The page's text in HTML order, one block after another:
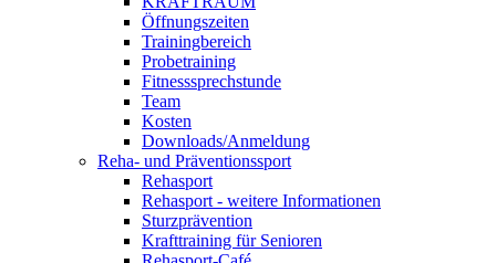
Öffnungszeiten
Trainingbereich
Probetraining
Fitnesssprechstunde
Team
Kosten
Downloads/Anmeldung
Reha- und Präventionssport
Rehasport
Rehasport - weitere Informationen
Sturzprävention
Krafttraining für Senioren